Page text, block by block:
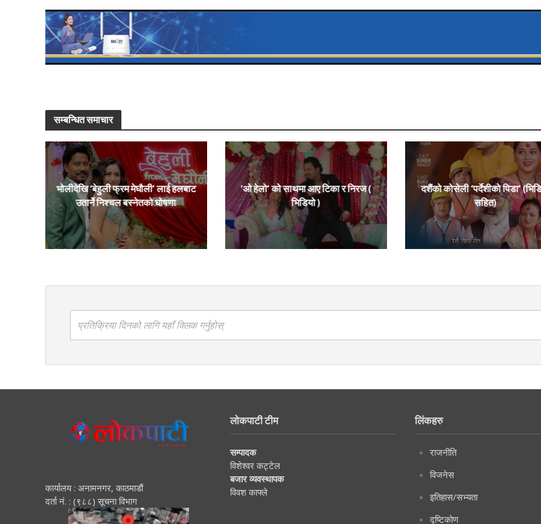
सम्बन्धित समाचार
भोलीदेखि ‘बेहुली फ्रम मेघौली’ लाई हलबाट
उतार्ने निश्चल बस्नेतको घोषणा
’ओ हेलो’ को साथमा आए टिका र निरज (
भिडियो )
दशैंको कोसेली ‘पर्देशीको पिडा’
सहित)
प्रतिक्रिया दिनको लागि यहाँ क्लिक गर्नुहोस्
कार्यालय : अनामनगर, काठमाडाैं
दर्ता नं. : (९८८) सूचना विभाग
लोकपाटी टीम
सम्पादक
विशेश्वर कट्टेल
बजार व्यवस्थापक
विवश काफ्ले
लिंकहरु
राजनीति
विजनेस
इतिहास/सभ्यता
दृष्टिकोण